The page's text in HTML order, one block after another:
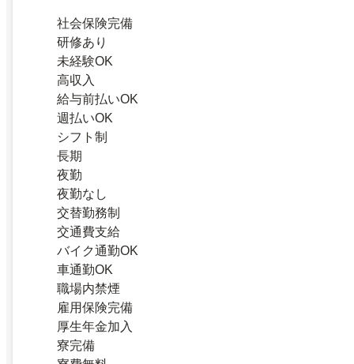
社会保険完備
研修あり
未経験OK
高収入
給与前払いOK
週払いOK
シフト制
長期
夜勤
夜勤なし
交替勤務制
交通費支給
バイク通勤OK
車通勤OK
職場内禁煙
雇用保険完備
厚生年金加入
寮完備